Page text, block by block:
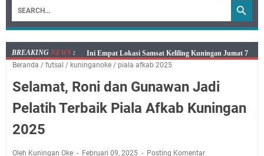
BREAKING NEWS :
Jumat 7 Agustus 2026 Mobil SIM Keliling Ada di
Kecamatan Sindangagung
Embun Pagi Jumat 8 Agustus 2026: Jika Keberkahan
Kelaparan Meskipun Memiliki Sekarung Penuh Uang
Beranda / futsal / kuninganoke / piala afkab 2025
Selamat, Roni dan Gunawan Jadi
Pelatih Terbaik Piala Afkab Kuningan
2025
Oleh Kuningan Oke Februari 09, 2025 Posting Komentar